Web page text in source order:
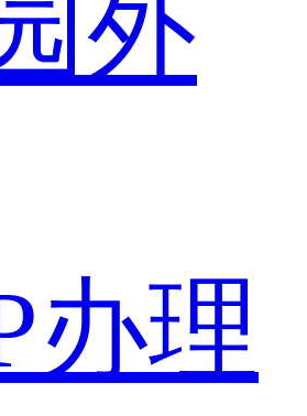
外
办理